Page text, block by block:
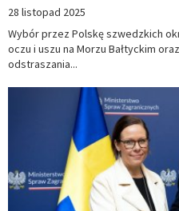
28 listopad 2025
Wybór przez Polskę szwedzkich
oczu i uszu na Morzu Bałtyckim
odstraszania...